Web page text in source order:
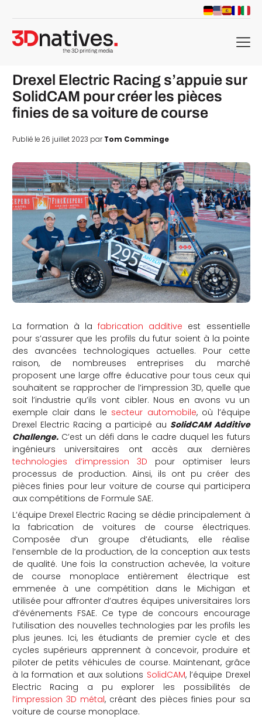
menu
Drexel Electric Racing s’appuie sur
SolidCAM pour créer les pièces
finies de sa voiture de course
Publié le 26 juillet 2023 parTom Comminge
La formation à lafabrication additive est essentielle
pour s’assurer que les profils du futur soient à la pointe
des avancées technologiques actuelles. Pour cette
raison, de nombreuses entreprises du marché
proposent une large offre éducative pour tous ceux qui
souhaitent se rapprocher de l’impression 3D, quelle que
soit l’industrie qu’ils vont cibler. Nous en avons vu un
exemple clair dans le secteur automobile, où l’équipe
Drexel Electric Racing a participé au SolidCAM Additive
Challenge.C’est un défi dans le cadre duquel les futurs
ingénieurs universitaires ont accès aux dernières
technologies d’impression 3D pour optimiser leurs
processus de production. Ainsi, ils ont pu créer des
pièces finies pour leur voiture de course qui participera
aux compétitions de Formule SAE.
L’équipe Drexel Electric Racing se dédie principalement à
la fabrication de voitures de course électriques.
Composée d’un groupe d’étudiants, elle réalise
l’ensemble de la production, de la conception aux tests
de qualité. Une fois la construction achevée, la voiture
de course monoplace entièrement électrique est
emmenée à une compétition dans le Michigan et
utilisée pour affronter d’autres équipes universitaires lors
d’événements FSAE. Ce type de concours encourage
l’utilisation des nouvelles technologies par les profils les
plus jeunes. Ici, les étudiants de premier cycle et des
cycles supérieurs apprennent à concevoir, produire et
piloter de petits véhicules de course. Maintenant, grâce
à la formation et aux solutions SolidCAM, l’équipe Drexel
Electric Racing a pu explorer les possibilités de
l’impression 3D métal, créant des pièces finies pour sa
voiture de course monoplace.